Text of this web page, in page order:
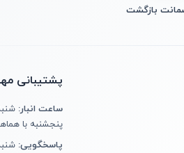
پشتیبانی
ساعت انبار:
پنجشنبه با
پاسخگویی: شنبه